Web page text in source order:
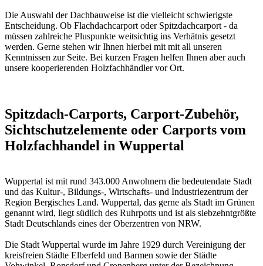
Die Auswahl der Dachbauweise ist die vielleicht schwierigste
Entscheidung. Ob Flachdachcarport oder Spitzdachcarport - da
müssen zahlreiche Pluspunkte weitsichtig ins Verhätnis gesetzt
werden. Gerne stehen wir Ihnen hierbei mit mit all unseren
Kenntnissen zur Seite. Bei kurzen Fragen helfen Ihnen aber auch
unsere kooperierenden Holzfachhändler vor Ort.
Spitzdach-Carports, Carport-Zubehör,
Sichtschutzelemente oder Carports vom
Holzfachhandel in Wuppertal
Wuppertal ist mit rund 343.000 Anwohnern die bedeutendate Stadt
und das Kultur-, Bildungs-, Wirtschafts- und Industriezentrum der
Region Bergisches Land. Wuppertal, das gerne als Stadt im Grünen
genannt wird, liegt südlich des Ruhrpotts und ist als siebzehntgrößte
Stadt Deutschlands eines der Oberzentren von NRW.
Die Stadt Wuppertal wurde im Jahre 1929 durch Vereinigung der
kreisfreien Städte Elberfeld und Barmen sowie der Städte